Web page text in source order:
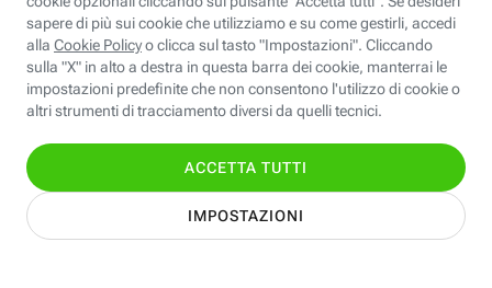
CM14 14 giorni
Identifica se
ricontrollare
corrispondenti
(impostata da
pagine
EBFC<BannerID> 7 giorni
Identifica la
banner
Identifica la